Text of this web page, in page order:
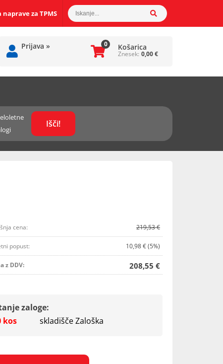
za TPMS
Prijava » Košarica
0
Znesek: 0,00€
cena: 219,53 €
popust: 10,98 € (5%)
z DDV: 208,55 €
zaloge:
kos
skladišče Zaloška